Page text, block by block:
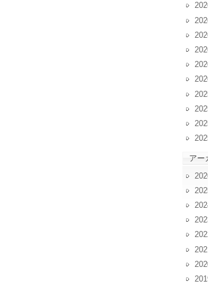
アー